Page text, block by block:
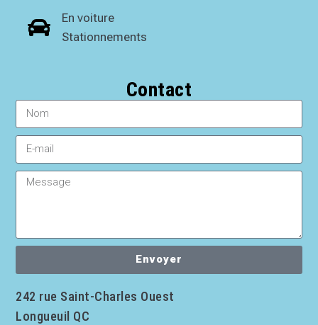
En voiture
Stationnements
Contact
Envoyer
242 rue Saint-Charles Ouest
Longueuil QC